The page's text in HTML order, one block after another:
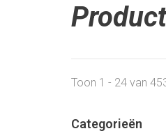
Toon 1 - 24 van
Categorieën